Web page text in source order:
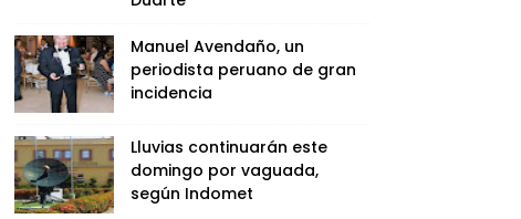
Manuel Avendaño, un
periodista peruano de gran
incidencia
Lluvias continuarán este
domingo por vaguada,
según Indomet